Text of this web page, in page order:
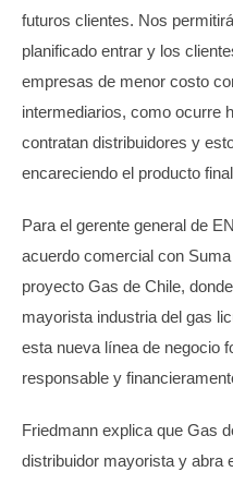
futuros clientes. Nos
planificado entrar y los
empresas de menor costo
intermediarios, como ocurre
contratan distribuidores y
encareciendo el producto
Para el gerente general de
acuerdo comercial con
proyecto Gas de Chile,
mayorista industria del gas
esta nueva línea de negocio
responsable y
Friedmann explica que Gas
distribuidor mayorista y abra